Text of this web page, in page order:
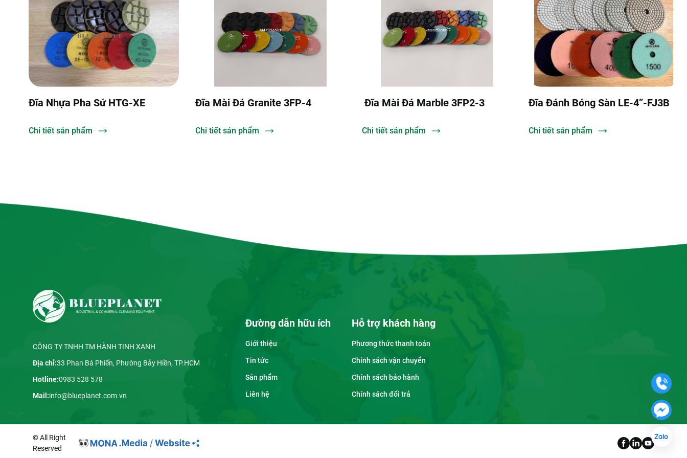
Đĩa Mài Đá Granite 3FP-4
Chi tiết sản phẩm
Đĩa Mài Đá Marble 3FP2-3
Chi tiết sản phẩm
Đĩa Đánh Bóng Sàn LE-4”-FJ3B
Chi tiết sản phẩm
Đĩa Sứ Đánh Bóng HTG-8CD
Chi tiết sản phẩm
CÔNG TY TNHH TM HÀNH TINH XANH
Địa chỉ:33 Phan Bá Phiến, Phường Bảy Hiền, TP.HCM
Hotline:0983 528 578
Mail:info@blueplanet.com.vn
Đường dẫn hữu ích
Giới thiệu
Tin tức
Sản phẩm
Liên hệ
Hỗ trợ khách hàng
Phương thức thanh toán
Chính sách vận chuyển
Chính sách bảo hành
Chính sách đổi trả
© All Right
Reserved